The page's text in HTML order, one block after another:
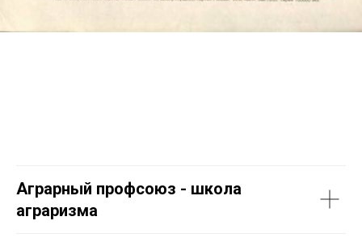
Аграрный профсоюз - школа
аграризма